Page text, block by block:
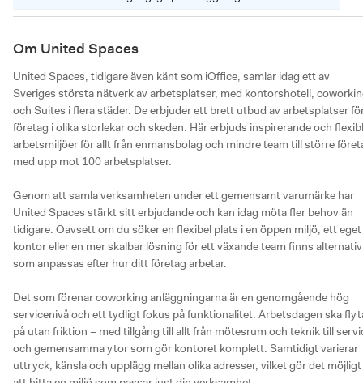
Om United Spaces
United Spaces, tidigare även känt som iOffice, samlar idag ett av
Sveriges största nätverk av arbetsplatser, med kontorshotell,
och Suites i flera städer. De erbjuder ett brett utbud av arbetsplatser
företag i olika storlekar och skeden. Här erbjuds inspirerande och
arbetsmiljöer för allt från enmansbolag och mindre team till större
med upp mot 100 arbetsplatser.
Genom att samla verksamheten under ett gemensamt varumärke har
United Spaces stärkt sitt erbjudande och kan idag möta fler behov än
tidigare. Oavsett om du söker en flexibel plats i en öppen miljö, ett eget
kontor eller en mer skalbar lösning för ett växande team finns alternativ
som anpassas efter hur ditt företag arbetar.
Det som förenar coworking anläggningarna är en genomgående hög
servicenivå och ett tydligt fokus på funktionalitet. Arbetsdagen ska
på utan friktion – med tillgång till allt från mötesrum och teknik till
och gemensamma ytor som gör kontoret komplett. Samtidigt varierar
uttryck, känsla och upplägg mellan olika adresser, vilket gör det möjligt